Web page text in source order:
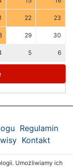
22 23
29 30
5 6
Regulamin
Kontakt
Umożliwiamy ich